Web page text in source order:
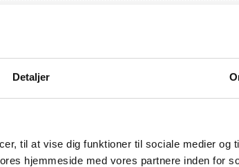
Detaljer
til at vise dig funktioner til sociale medier og
hjemmeside med vores partnere inden for
Report.
October 10
the Study of War (ISW)Syrien (I)